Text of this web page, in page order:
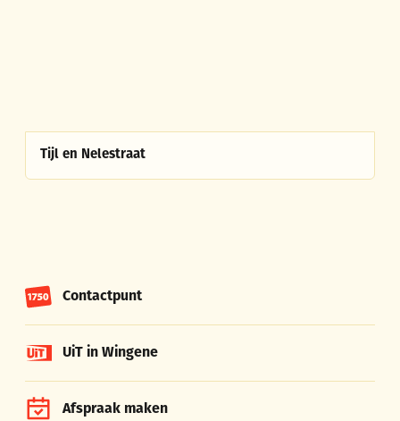
Tijl en Nelestraat
Contactpunt
UiT in Wingene
Afspraak maken